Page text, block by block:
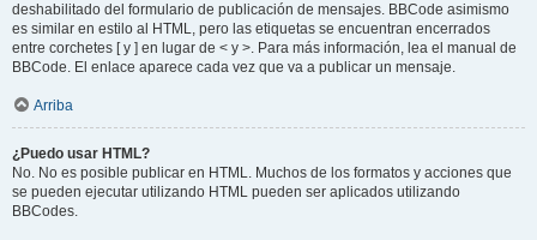
deshabilitado del formulario de publicación de mensajes. BBCode asimismo
es similar en estilo al HTML, pero las etiquetas se encuentran encerrados
entre corchetes [ y ] en lugar de < y >. Para más información, lea el manual de
BBCode. El enlace aparece cada vez que va a publicar un mensaje.
Arriba
¿Puedo usar HTML?
No. No es posible publicar en HTML. Muchos de los formatos y acciones que
se pueden ejecutar utilizando HTML pueden ser aplicados utilizando
BBCodes.